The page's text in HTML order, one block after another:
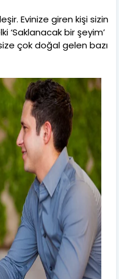
Evinize giren kişi sizin
‘Saklanacak bir şeyim’
çok doğal gelen bazı